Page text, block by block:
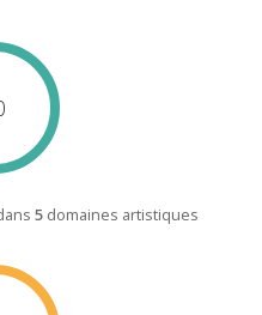
5domaines artistiques